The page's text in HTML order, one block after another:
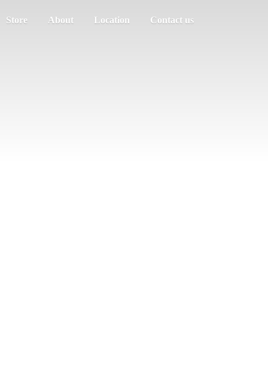
Store About Location Contact us